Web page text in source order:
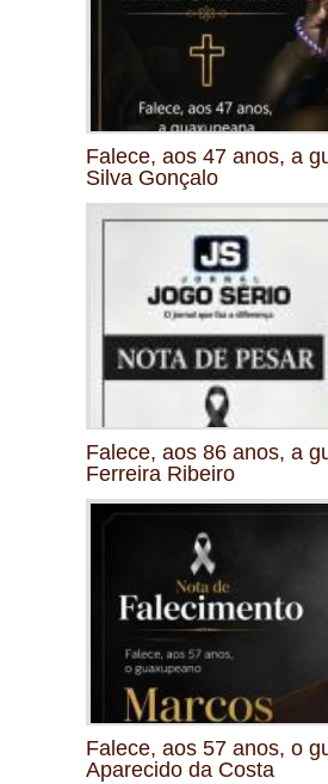
Falece, aos 47 anos, a
Silva Gonçalo
Falece, aos 86 anos, a
Ferreira Ribeiro
Falece, aos 57 anos, o
Aparecido da Costa